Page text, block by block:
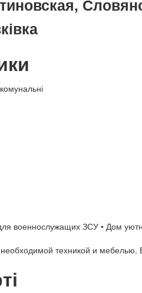
военнослужащих ЗСУ • Дом
техникой и